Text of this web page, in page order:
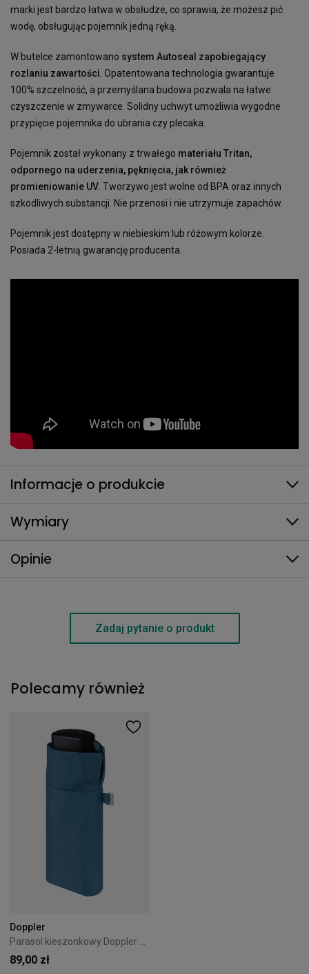
marki jest bardzo łatwa w obsłudze, co sprawia, że możesz pić
wodę, obsługując pojemnik jedną ręką.
W butelce zamontowano system Autoseal zapobiegający
rozlaniu zawartości . Opatentowana technologia gwarantuje
100% szczelność, a przemyślana budowa pozwala na łatwe
czyszczenie w zmywarce. Solidny uchwyt umożliwia wygodne
przypięcie pojemnika do ubrania czy plecaka.
Pojemnik został wykonany z trwałego materiału Tritan,
odpornego na uderzenia, pęknięcia, jak również
promieniowanie UV . Tworzywo jest wolne od BPA oraz innych
szkodliwych substancji. Nie przenosi i nie utrzymuje zapachów.
Pojemnik jest dostępny w niebieskim lub różowym kolorze.
Posiada 2-letnią gwarancję producenta.
Informacje o produkcie
Wymiary
Opinie
Zadaj pytanie o produkt
Polecamy również
Doppler
89,00 zł